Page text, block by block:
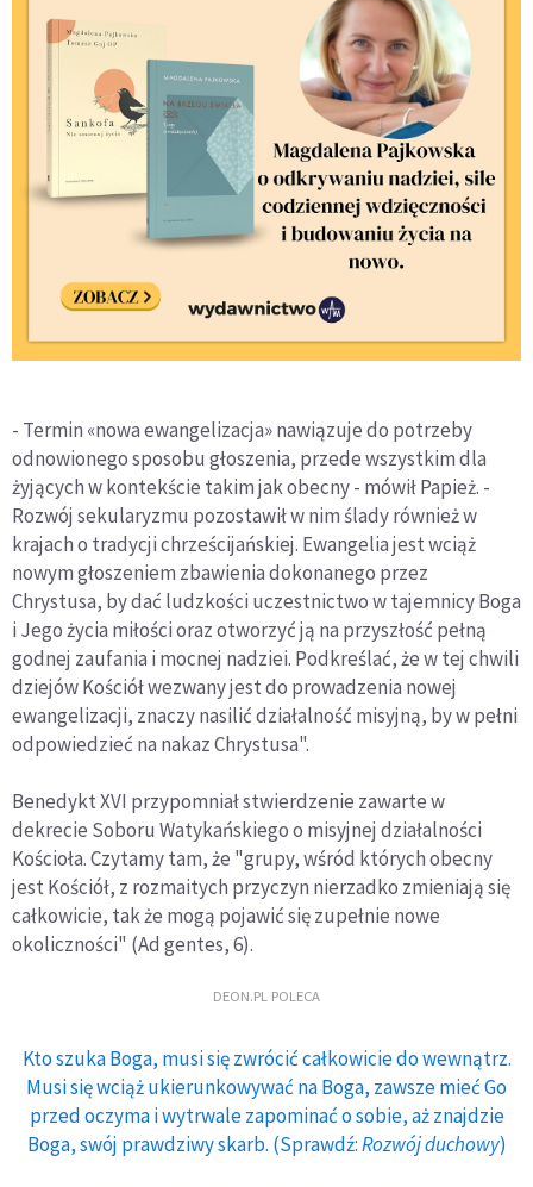
- Termin «nowa ewangelizacja» nawiązuje do potrzeby
odnowionego sposobu głoszenia, przede wszystkim dla
żyjących w kontekście takim jak obecny - mówił Papież. -
Rozwój sekularyzmu pozostawił w nim ślady również w
krajach o tradycji chrześcijańskiej. Ewangelia jest wciąż
nowym głoszeniem zbawienia dokonanego przez
Chrystusa, by dać ludzkości uczestnictwo w tajemnicy Boga
i Jego życia miłości oraz otworzyć ją na przyszłość pełną
godnej zaufania i mocnej nadziei. Podkreślać, że w tej chwili
dziejów Kościół wezwany jest do prowadzenia nowej
ewangelizacji, znaczy nasilić działalność misyjną, by w pełni
odpowiedzieć na nakaz Chrystusa".
Benedykt XVI przypomniał stwierdzenie zawarte w
dekrecie Soboru Watykańskiego o misyjnej działalności
Kościoła. Czytamy tam, że "grupy, wśród których obecny
jest Kościół, z rozmaitych przyczyn nierzadko zmieniają się
całkowicie, tak że mogą pojawić się zupełnie nowe
okoliczności" (Ad gentes, 6).
DEON.PL POLECA
Kto szuka Boga, musi się zwrócić całkowicie do wewnątrz.
Musi się wciąż ukierunkowywać na Boga, zawsze mieć Go
przed oczyma i wytrwale zapominać o sobie, aż znajdzie
Boga, swój prawdziwy skarb. (Sprawdź:Rozwój duchowy)